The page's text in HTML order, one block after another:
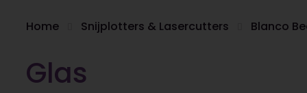
Home Snijplotters & Lasercutters Blanco
Glas